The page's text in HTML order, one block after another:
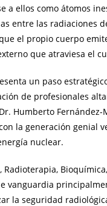
a ellos como átomos
entre las radiaciones
el propio cuerpo
que atraviesa el
un paso
de profesionales
Humberto
la generación genial
nuclear.
vanguardia
la seguridad